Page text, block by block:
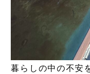
暮らしの中の不安